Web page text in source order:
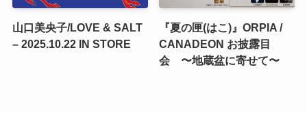
山口美央子/LOVE & SALT
– 2025.10.22 IN STORE
『夏の匣(はこ)』ORPIA /
CANADEON お披露目
会 〜地蔵盆に寄せて〜